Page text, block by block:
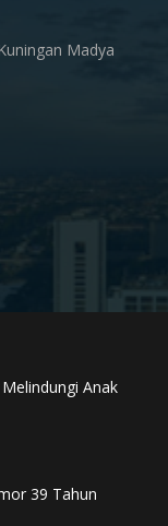
Madya
Anak
39 Tahun